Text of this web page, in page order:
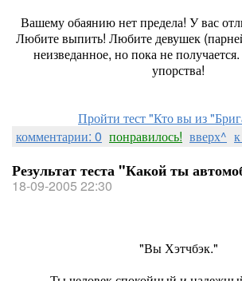
Вашему обаянию нет предела! У вас
Любите выпить! Любите девушек
неизведанное, но пока не
упорства!
Пройти тест "Кто вы из
комментарии: 0 понравилось! вверх^
Результат теста "Какой ты
18-09-2005 22:30
"Вы Хэтчбэк."